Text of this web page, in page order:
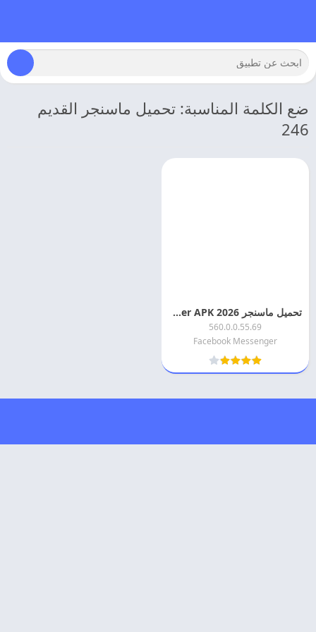
ضع الكلمة المناسبة: تحميل ماسنجر القديم
246
تحميل ماسنجر 2026 Messenger APK اخر اصدار
560.0.0.55.69
Facebook Messenger